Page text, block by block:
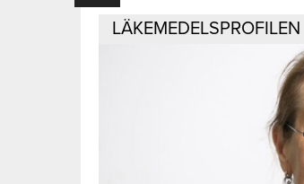
LÄKEMEDELSPROFILEN